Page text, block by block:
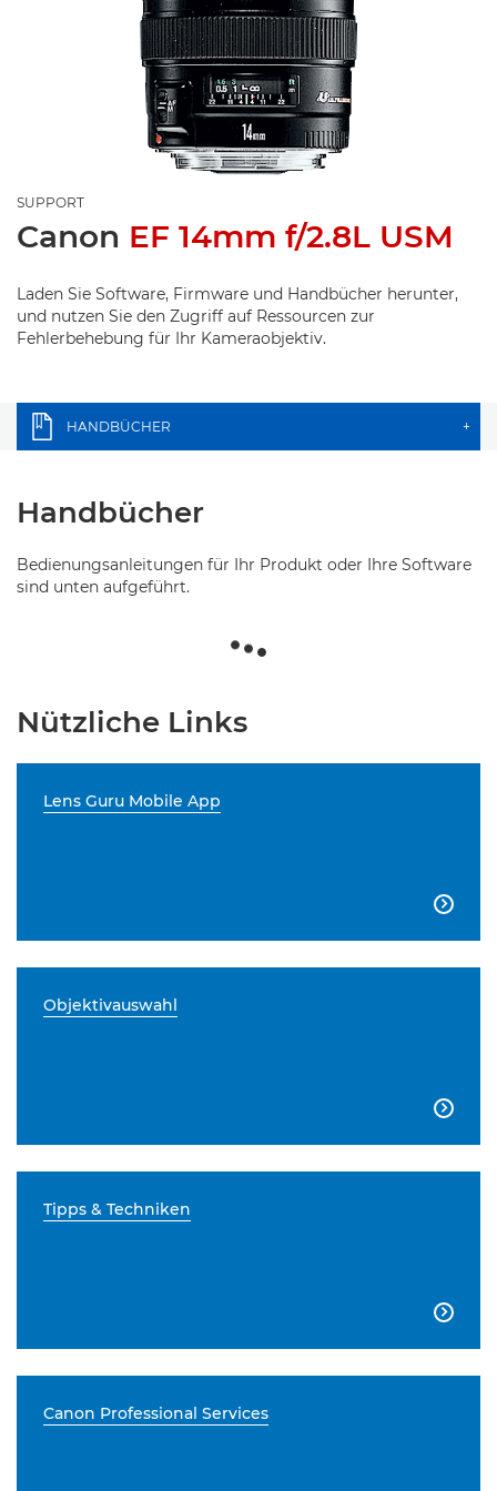
SUPPORT
Canon EF 14mm f/2.8L USM
Laden Sie Software, Firmware und Handbücher herunter,
und nutzen Sie den Zugriff auf Ressourcen zur
Fehlerbehebung für Ihr Kameraobjektiv.
HANDBÜCHER +
Handbücher
Bedienungsanleitungen für Ihr Produkt oder Ihre Software
sind unten aufgeführt.
Nützliche Links
Lens Guru Mobile App

Objektivauswahl

Tipps & Techniken

Canon Professional Services